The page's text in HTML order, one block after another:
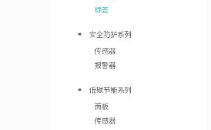
标签
安全防护系列
传感器
报警器
低碳节能系列
面板
传感器